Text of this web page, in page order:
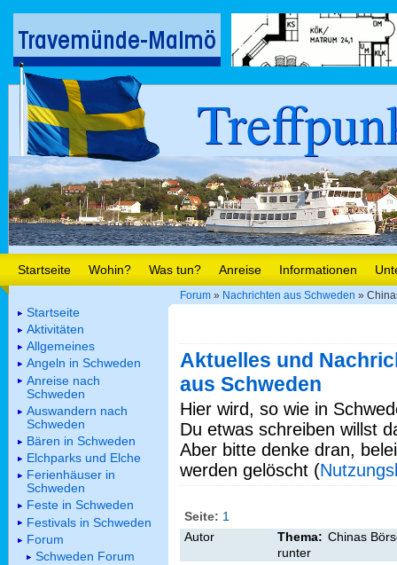
Startseite Wohin? Was tun? Anreise Informationen
Forum » Nachrichten aus Schweden »
Aktuelles und
aus Schweden
Hier wird, so wie in
Du etwas schreiben willst
Aber bitte denke dran,
werden gelöscht (
Seite: 1
Autor
Thema: Chinas
runter
Startseite
Aktivitäten
Allgemeines
Angeln in Schweden
Anreise nach
Schweden
Auswandern nach
Schweden
Bären in Schweden
Elchparks und Elche
Ferienhäuser in
Schweden
Feste in Schweden
Festivals in Schweden
Forum
Schweden Forum